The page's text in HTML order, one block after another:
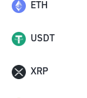
ETH
USDT
XRP